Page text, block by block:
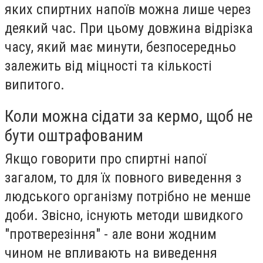
яких спиртних напоїв можна лише через
деякий час. При цьому довжина відрізка
часу, який має минути, безпосередньо
залежить від міцності та кількості
випитого.
Коли можна сідати за кермо, щоб не
бути оштрафованим
Якщо говорити про спиртні напої
загалом, то для їх повного виведення з
людського організму потрібно не менше
доби. Звісно, існують методи швидкого
"протверезіння" - але вони жодним
чином не впливають на виведення